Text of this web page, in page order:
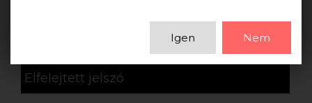
Törzsvásárlói regisztráció
Elfelejtett jelszó
Igen Nem